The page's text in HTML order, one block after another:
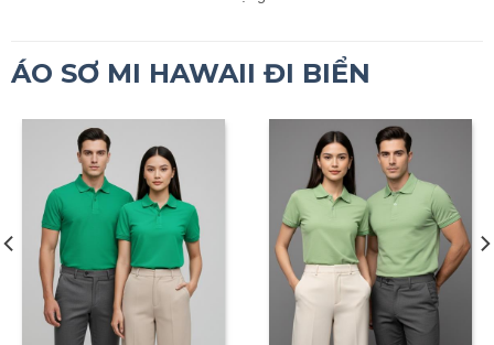
ÁO SƠ MI HAWAII ĐI BIỂN